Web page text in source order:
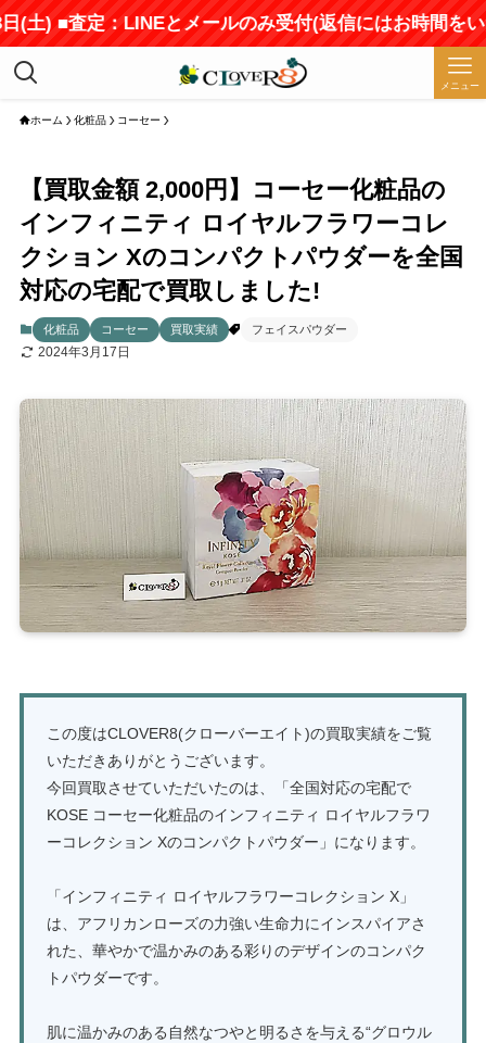
土) ■査定：LINEとメールのみ受付(返信にはお時間をい
メニュー
ホーム 化粧品 コーセー
【買取金額 2,000円】コーセー化粧品の
インフィニティ ロイヤルフラワーコレ
クション Xのコンパクトパウダーを全国
対応の宅配で買取しました!
化粧品 コーセー 買取実績 フェイスパウダー
2024年3月17日
この度はCLOVER8(クローバーエイト)の買取実績をご覧
いただきありがとうございます。
今回買取させていただいたのは、「全国対応の宅配で
KOSE コーセー化粧品のインフィニティ ロイヤルフラワ
ーコレクション Xのコンパクトパウダー」になります。
「インフィニティ ロイヤルフラワーコレクション X」
は、アフリカンローズの力強い生命力にインスパイアさ
れた、華やかで温かみのある彩りのデザインのコンパク
トパウダーです。
肌に温かみのある自然なつやと明るさを与える“グロウル